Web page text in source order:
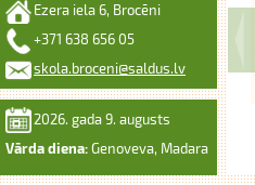
Ezera iela 6, Brocēni
+371 638 656 05
skola.broceni@saldus.lv
2026. gada 9. augusts
Vārda diena: Genoveva, Madara